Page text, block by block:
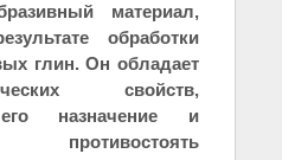
материал,
обработки
глин. Он обладает
свойств,
назначение и